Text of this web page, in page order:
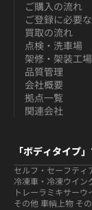
ご購入の流れ
ご登録に必要
買取の流れ
点検・洗車場
架修・架装工場
品質管理
会社概要
拠点一覧
関連会社
「ボディタイプ
セルフ・セーフティ
冷凍車・冷凍ウイン
トレーラ ミキサーウ
その他 車輌上物 そ